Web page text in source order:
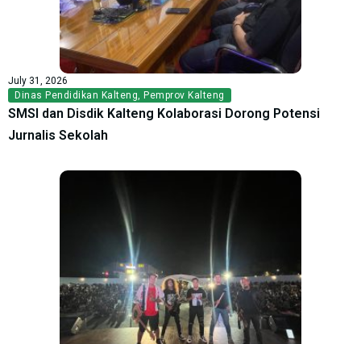
July 31, 2026
Dinas Pendidikan Kalteng, Pemprov Kalteng
SMSI dan Disdik Kalteng Kolaborasi Dorong Potensi
Jurnalis Sekolah